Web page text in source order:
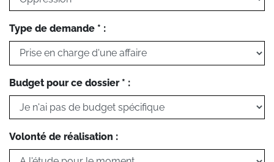
Type de demande * :
Budget pour ce dossier * :
Volonté de réalisation :